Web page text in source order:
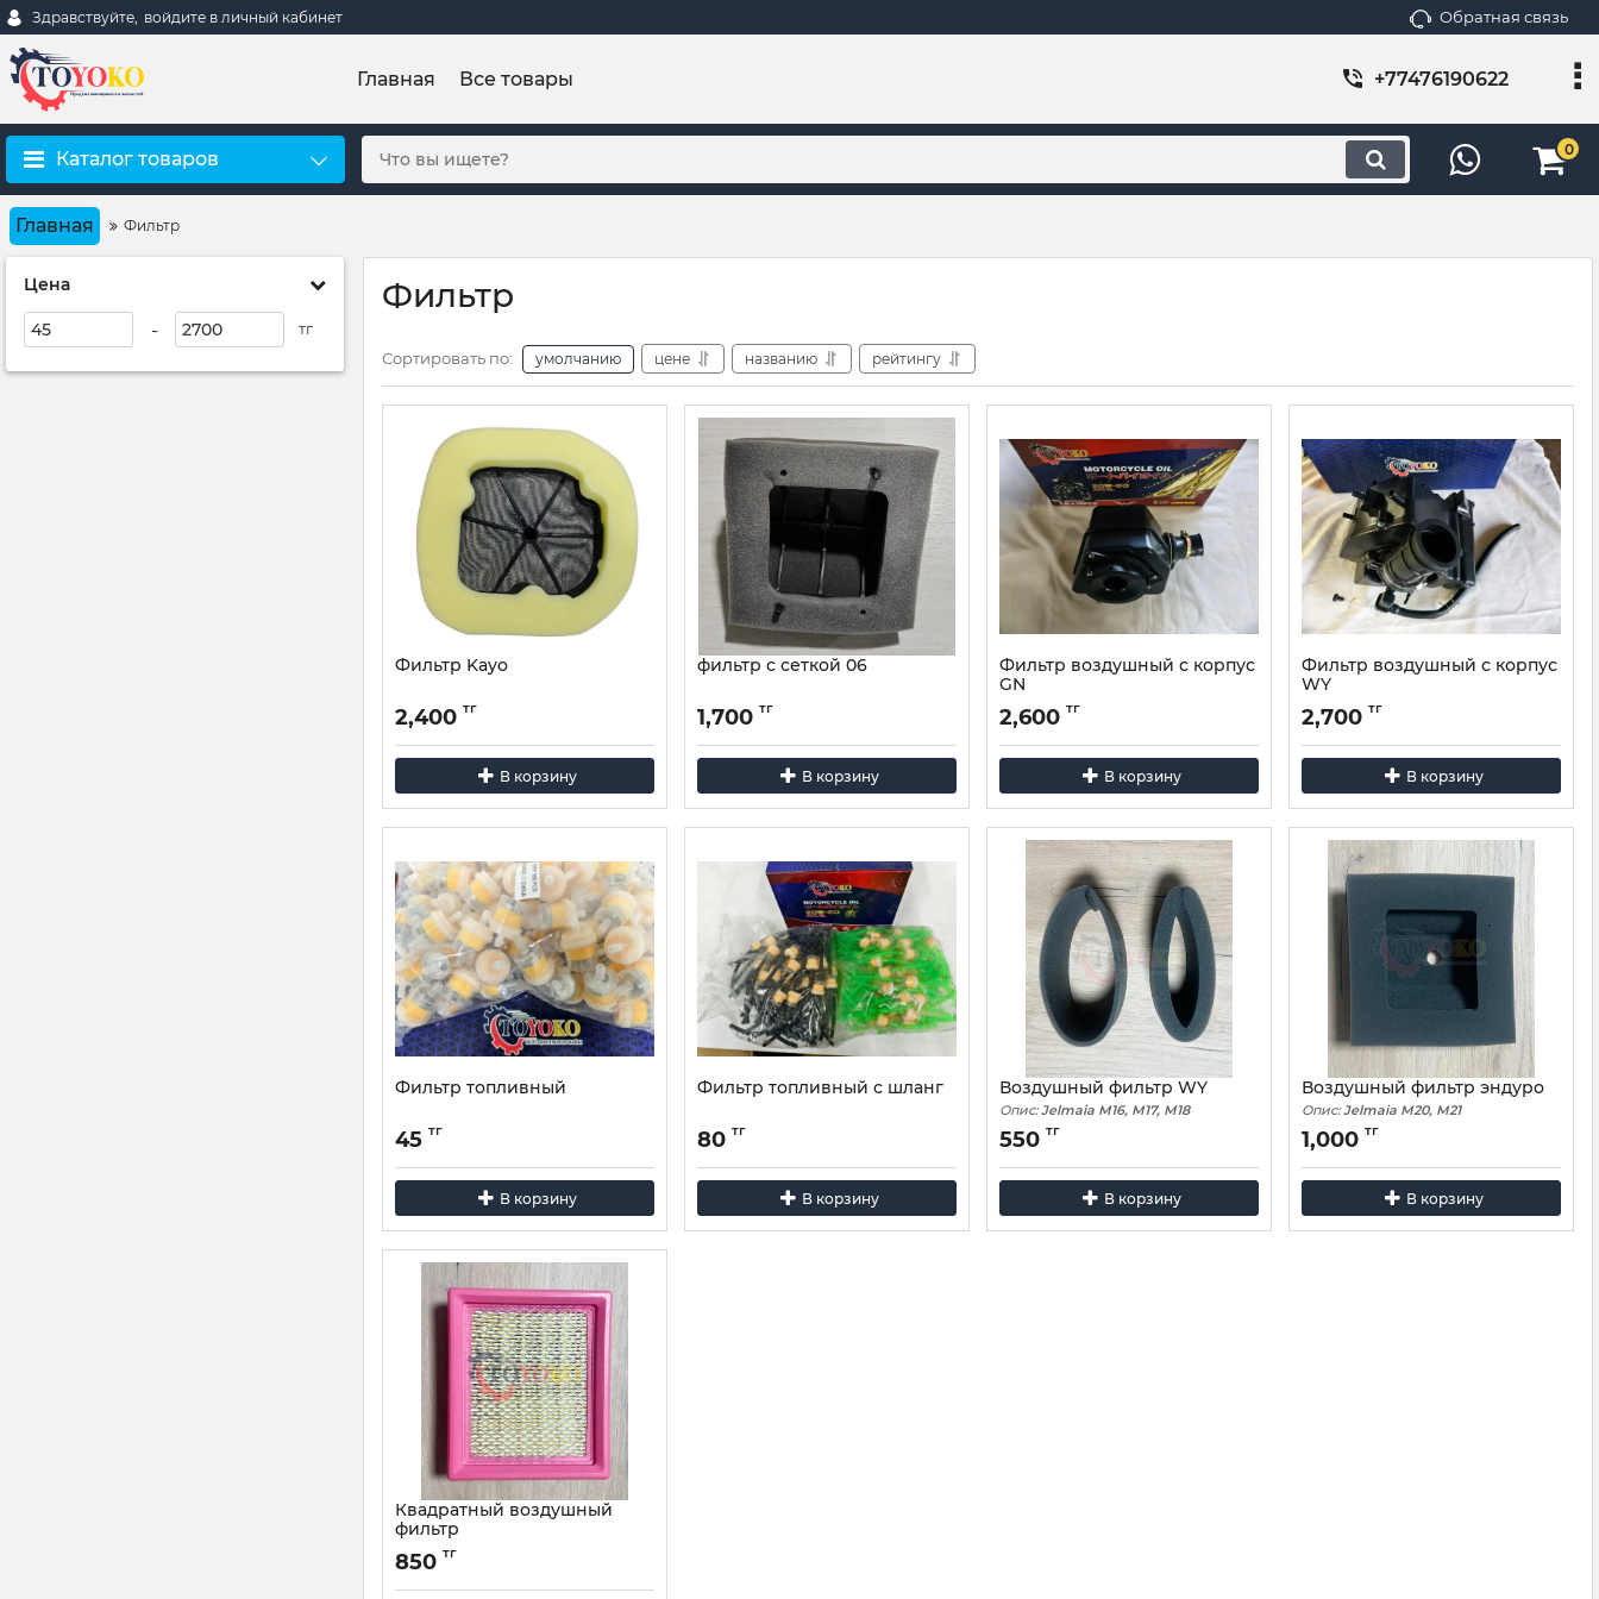
Здравствуйте, войдите в личный кабинет Обратная связь
Главная Все товары +77476190622
Каталог товаров 0
Главная Фильтр
Цена
- тг
Фильтр
Сортировать по: умолчанию цене названию рейтингу
Фильтр Kayo
2,400 тг
В корзину
фильтр с сеткой 06
1,700 тг
В корзину
Фильтр воздушный с корпус
GN
2,600 тг
В корзину
Фильтр воздушный с корпус
WY
2,700 тг
В корзину
Фильтр топливный
45 тг
В корзину
Фильтр топливный с шланг
80 тг
В корзину
Воздушный фильтр WY
Опис: Jelmaia M16, M17, M18
550 тг
В корзину
Воздушный фильтр эндуро
Опис: Jelmaia M20, M21
1,000 тг
В корзину
Квадратный воздушный
фильтр
Опис: Эндуро, Jelmaia M19, M23
850 тг